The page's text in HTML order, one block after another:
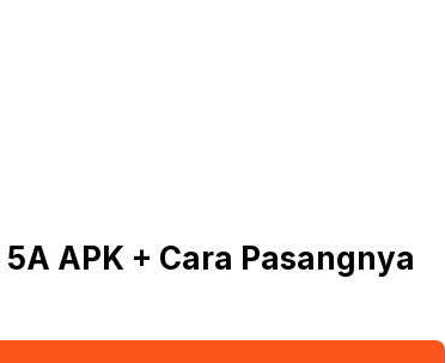
APK + Cara Pasangnya